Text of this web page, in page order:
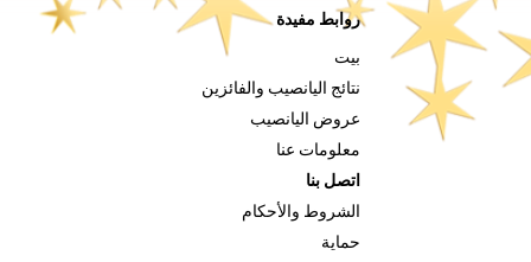
روابط مفيدة
بيت
نتائج اليانصيب والفائزين
عروض اليانصيب
معلومات عنا
اتصل بنا
الشروط والأحكام
حماية